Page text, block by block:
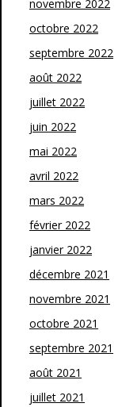
novembre 2022
octobre 2022
septembre 2022
août 2022
juillet 2022
juin 2022
mai 2022
avril 2022
mars 2022
février 2022
janvier 2022
décembre 2021
novembre 2021
octobre 2021
septembre 2021
août 2021
juillet 2021